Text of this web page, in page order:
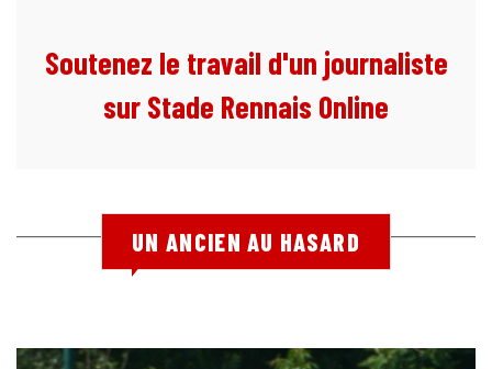
Soutenez le travail d'un journaliste
sur Stade Rennais Online
UN ANCIEN AU HASARD